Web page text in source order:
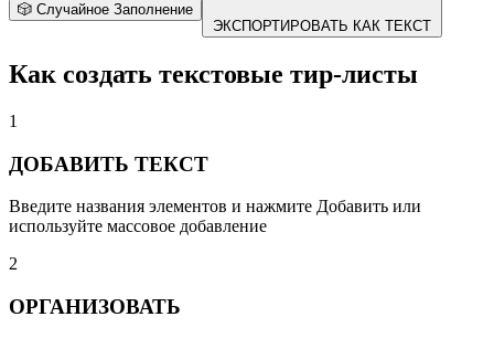
🎲 Случайное Заполнение
ЭКСПОРТИРОВАТЬ КАК ТЕКСТ
Как создать текстовые тир-листы
1
ДОБАВИТЬ ТЕКСТ
Введите названия элементов и нажмите Добавить или
используйте массовое добавление
2
ОРГАНИЗОВАТЬ